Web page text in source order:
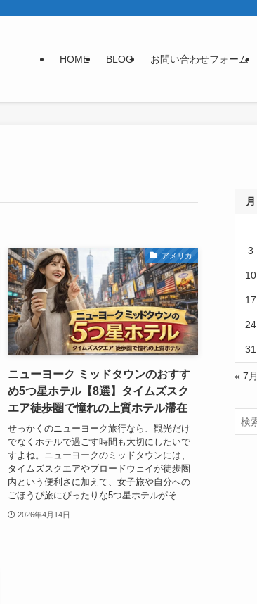
HOME BLOG お問い合わせフォーム
アメリカ
ニューヨーク ミッドタウンのおすす
め5つ星ホテル【8選】タイムズスク
エア徒歩圏で憧れの上質ホテル滞在
せっかくのニューヨーク旅行なら、観光だけ
でなくホテルで過ごす時間も大切にしたいで
すよね。ニューヨークのミッドタウンには、
タイムズスクエアやブロードウェイが徒歩圏
内という便利さに加えて、女子旅や自分への
ごほうび旅にぴったりな5つ星ホテルがそ...
2026年4月14日
月
3
10
17
24
31
« 7月